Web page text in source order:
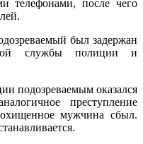
телефонами, после чего
был задержан
службы полиции и
подозреваемым оказался
преступление
мужчина сбыл.